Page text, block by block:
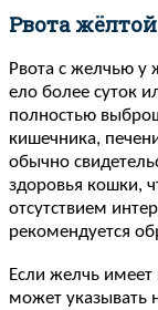
Рвота
Рвота с желчью у
ело более суток
полностью
кишечника,
обычно
здоровья кошки,
отсутствием
рекомендуется
Если желчь
может указывать